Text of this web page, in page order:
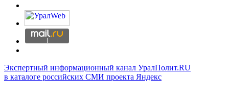
Экспертный информационный канал УралПолит.RU
в каталоге российских СМИ проекта Яндекс